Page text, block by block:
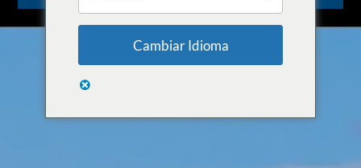
Cambiar Idioma